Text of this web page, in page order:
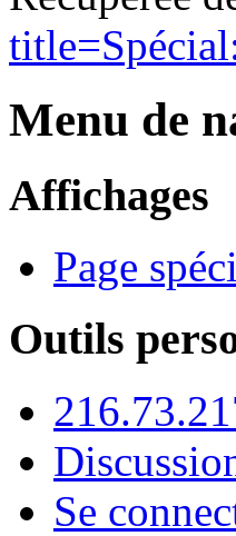
Menu de
Affichages
Page
Outils
Se